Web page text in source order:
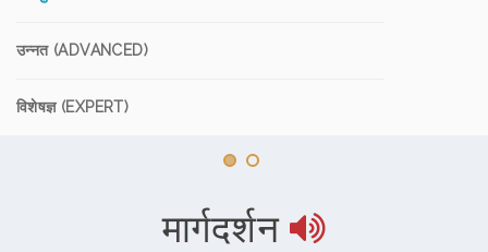
उन्नत (ADVANCED)
विशेषज्ञ (EXPERT)
मार्गदर्शन